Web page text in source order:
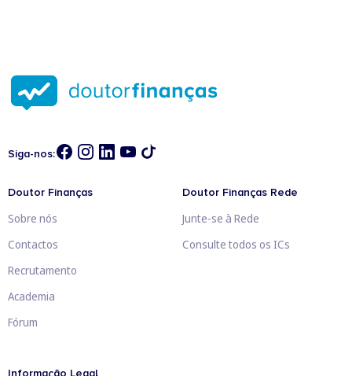
Siga-nos:
Doutor Finanças
Sobre nós
Contactos
Recrutamento
Academia
Fórum
Doutor Finanças Rede
Junte-se à Rede
Consulte todos os ICs
Informação Legal